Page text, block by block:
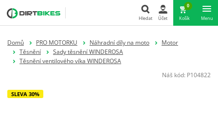
Hledat Účet
0
Košík Menu
Domů PRO MOTORKU Náhradní díly na moto
Motor
Těsnění
Sady těsnění WINDEROSA
Těsnění ventilového víka WINDEROSA
Náš kód: P104822
SLEVA 30%